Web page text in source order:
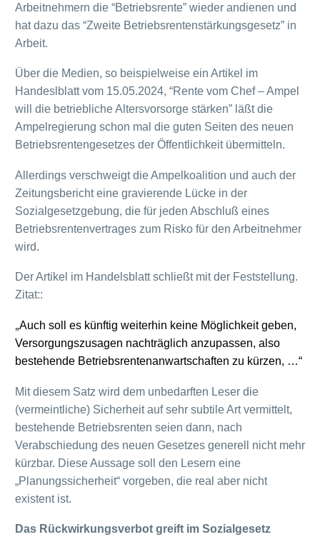
Arbeitnehmern die “Betriebsrente” wieder andienen und
hat dazu das “Zweite Betriebsrentenstärkungsgesetz” in
Arbeit.
Über die Medien, so beispielweise ein Artikel im
Handeslblatt vom 15.05.2024, “Rente vom Chef – Ampel
will die betriebliche Altersvorsorge stärken” läßt die
Ampelregierung schon mal die guten Seiten des neuen
Betriebsrentengesetzes der Öffentlichkeit übermitteln.
Allerdings verschweigt die Ampelkoalition und auch der
Zeitungsbericht eine gravierende Lücke in der
Sozialgesetzgebung, die für jeden Abschluß eines
Betriebsrentenvertrages zum Risko für den Arbeitnehmer
wird.
Der Artikel im Handelsblatt schließt mit der Feststellung.
Zitat::
„Auch soll es künftig weiterhin keine Möglichkeit geben,
Versorgungszusagen nachträglich anzupassen, also
bestehende Betriebsrentenanwartschaften zu kürzen, …“
Mit diesem Satz wird dem unbedarften Leser die
(vermeintliche) Sicherheit auf sehr subtile Art vermittelt,
bestehende Betriebsrenten seien dann, nach
Verabschiedung des neuen Gesetzes generell nicht mehr
kürzbar. Diese Aussage soll den Lesern eine
„Planungssicherheit“ vorgeben, die real aber nicht
existent ist.
Das Rückwirkungsverbot greift im Sozialgesetz